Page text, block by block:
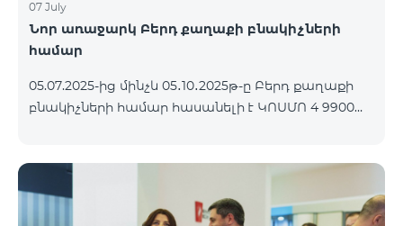
07 July
Նոր առաջարկ Բերդ քաղաքի բնակիչների
համար
05.07.2025-ից մինչև 05․10․2025թ-ը Բերդ քաղաքի
բնակիչների համար հասանելի է ԿՈՍՄՈ 4 9900
վաղաժամ դադարեցման դեպքում կիրառվում է
տուգանք։ ԿՈՍՄՈ սակագնային փաթեթների
ներառումներին մանրամասն ծանոթանալու